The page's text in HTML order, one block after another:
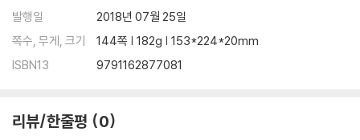
발행일
2018년 07월 25일
쪽수, 무게, 크기
144쪽 | 182g | 153*224*20mm
ISBN13
9791162877081
리뷰/한줄평 0